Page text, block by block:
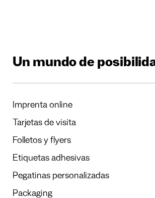
Un mundo de
Imprenta online
Tarjetas de visita
Folletos y flyers
Etiquetas adhesivas
Pegatinas personalizadas
Packaging